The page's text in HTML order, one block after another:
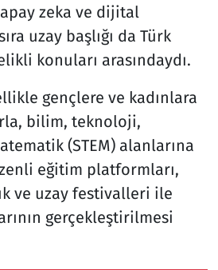
zeka ve dijital
uzay başlığı da Türk
konuları arasındaydı.
gençlere ve kadınlara
bilim, teknoloji,
(STEM) alanlarına
eğitim platformları,
ve uzay festivalleri ile
gerçekleştirilmesi